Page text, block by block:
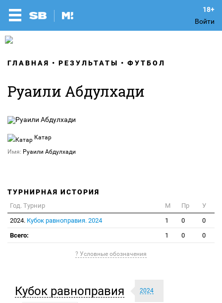
Войти
ГЛАВНАЯ РЕЗУЛЬТАТЫ ФУТБОЛ
Руаили Абдулхади
Катар
Имя: Руаили Абдулхади
ТУРНИРНАЯ ИСТОРИЯ
Год. Турнир М Пр
У
2024. Кубок равноправия. 2024 1 0
0
Всего:
1 0 0
? Условные обозначения
Кубок равноправия 2024